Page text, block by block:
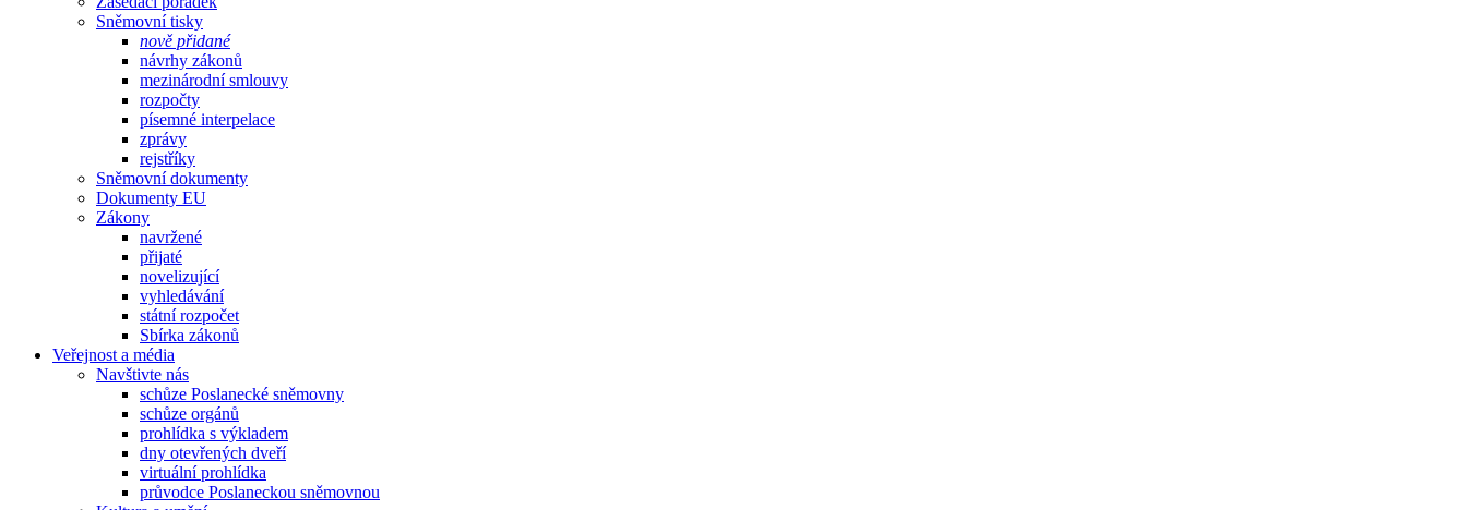
Sněmovní tisky
nově přidané
návrhy zákonů
mezinárodní smlouvy
rozpočty
písemné interpelace
zprávy
rejstříky
Sněmovní dokumenty
Dokumenty EU
Zákony
navržené
přijaté
novelizující
vyhledávání
státní rozpočet
Sbírka zákonů
Veřejnost a média
Navštivte nás
schůze Poslanecké sněmovny
schůze orgánů
prohlídka s výkladem
dny otevřených dveří
virtuální prohlídka
průvodce Poslaneckou sněmovnou